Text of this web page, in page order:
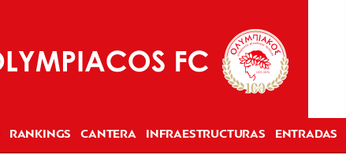
RANKINGS CANTERA INFRAESTRUCTURAS ENTRADAS